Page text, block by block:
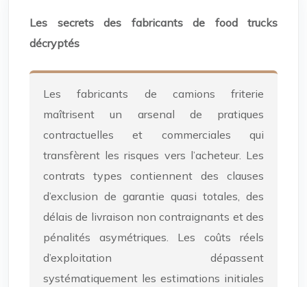
Les secrets des fabricants de food trucks
décryptés
Les fabricants de camions friterie
maîtrisent un arsenal de pratiques
contractuelles et commerciales qui
transfèrent les risques vers l’acheteur. Les
contrats types contiennent des clauses
d’exclusion de garantie quasi totales, des
délais de livraison non contraignants et des
pénalités asymétriques. Les coûts réels
d’exploitation dépassent
systématiquement les estimations initiales